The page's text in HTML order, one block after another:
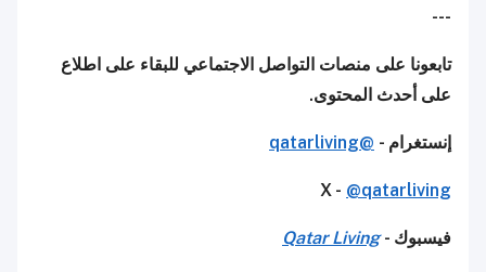
---
تابعونا على منصات التواصل الاجتماعي للبقاء على اطلاع
على أحدث المحتوى.
إنستغرام - @qatarliving
X - @qatarliving
فيسبوك -Qatar Living